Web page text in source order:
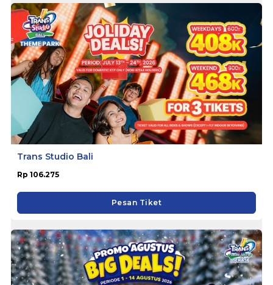
Trans Studio Bali
Rp 106.275
Pesan Tiket